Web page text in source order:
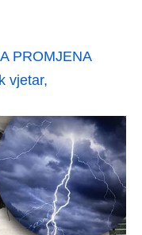
PROMJENA
vjetar,